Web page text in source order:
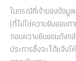
ในกรณีที่เจ้าของข้อมู
(ที่ไม่ใช่ความยินยอมต
ถอนความยินยอมดังก
ประการซึ่งจะได้แจ้งใ